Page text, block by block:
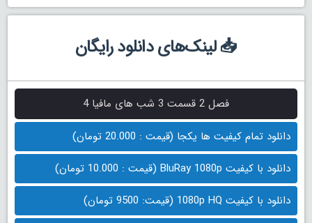
📥 لینک‌های دانلود رایگان
فصل 2 قسمت 3 شب های مافیا 4
دانلود تمام کیفیت ها یکجا (قیمت : 20.000 تومان)
دانلود با کیفیت BluRay 1080p (قیمت : 10.000 تومان)
دانلود با کیفیت 1080p HQ (قیمت: 9500 تومان)